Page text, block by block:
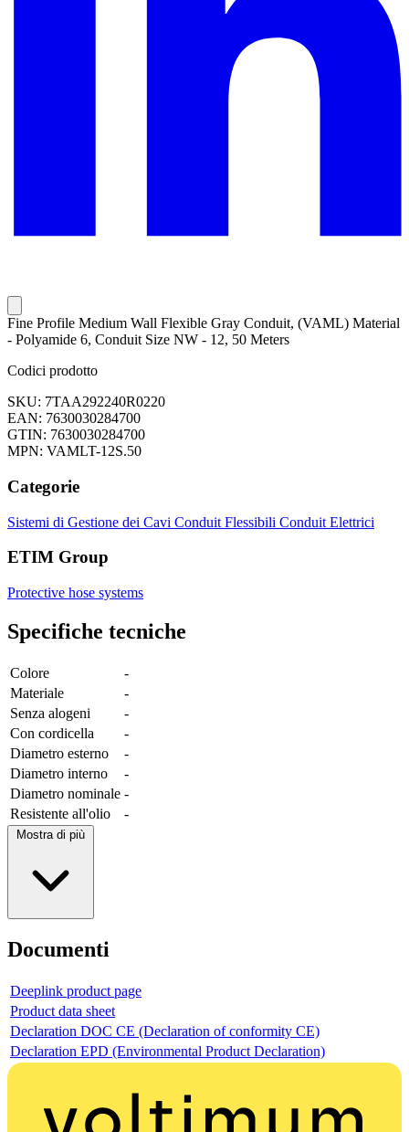
Fine Profile Medium Wall Flexible Gray Conduit, (VAML) Material
- Polyamide 6, Conduit Size NW - 12, 50 Meters
Codici prodotto
SKU: 7TAA292240R0220
EAN: 7630030284700
GTIN: 7630030284700
MPN: VAMLT-12S.50
Categorie
Sistemi di Gestione dei Cavi Conduit Flessibili Conduit Elettrici
ETIM Group
Protective hose systems
Specifiche tecniche
Colore
-
Materiale
-
Senza alogeni
-
Con cordicella
-
Diametro esterno
-
Diametro interno
-
Diametro nominale -
Resistente all'olio
-
Mostra di più
Documenti
Deeplink product page
Product data sheet
Declaration DOC CE (Declaration of conformity CE)
Declaration EPD (Environmental Product Declaration)